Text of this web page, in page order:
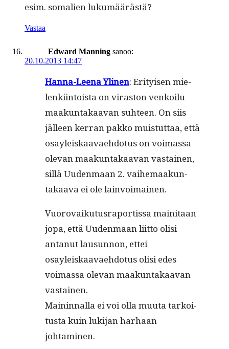
esim. soma­lien lukumäärästä?
Vastaa
Edward Manning sanoo:
20.10.2013 14:47
Han­na-Leena Yli­nen: Eri­tyisen mie­
lenki­in­toista on viras­ton venkoilu
maakun­takaa­van suh­teen. On siis
jälleen ker­ran pakko muis­tut­taa, että
osayleiskaavae­hdo­tus on voimas­sa
ole­van maakun­takaa­van vas­tainen,
sil­lä Uuden­maan 2. vai­he­maakun­
takaa­va ei ole lainvoimainen.
Vuorovaiku­tus­ra­por­tis­sa maini­taan
jopa, että Uuden­maan liit­to olisi
antanut lausun­non, ettei
osayleiskaavae­hdo­tus olisi edes
voimas­sa ole­van maakun­takaa­van
vastainen.
Main­in­nal­la ei voi olla muu­ta tarkoi­
tus­ta kuin luk­i­jan harhaan
johtaminen.